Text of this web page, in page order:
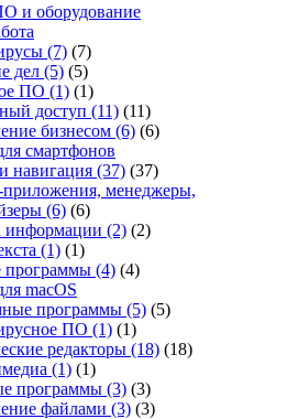
и оборудование
(7) (7)
дел (5) (5)
ПО (1) (1)
доступ (11) (11)
бизнесом (6) (6)
смартфонов
навигация (37) (37)
приложения, менеджеры,
(6) (6)
информации (2) (2)
(1) (1)
программы (4) (4)
macOS
программы (5) (5)
ПО (1) (1)
редакторы (18) (18)
(1) (1)
программы (3) (3)
файлами (3) (3)